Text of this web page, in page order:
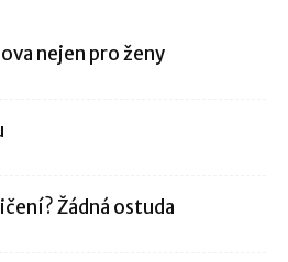
nejen pro ženy
Žádná ostuda